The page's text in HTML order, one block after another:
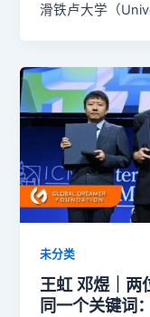
滑铁卢大学（
未分类
王虹 邓煜｜两
同一个关键词